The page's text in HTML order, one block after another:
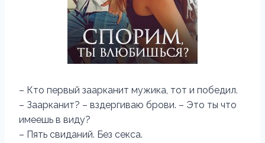
– Кто первый заарканит мужика, тот и победил.
– Заарканит? – вздергиваю брови. – Это ты что
имеешь в виду?
– Пять свиданий. Без секса.